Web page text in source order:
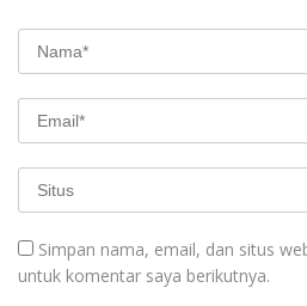
Simpan nama, email, dan situs
untuk komentar saya berikutnya.